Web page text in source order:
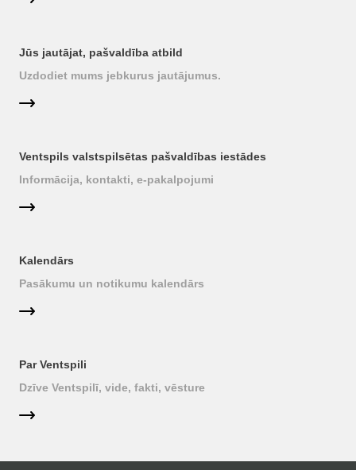
Jūs jautājat, pašvaldība atbild
Uzdodiet mums jebkurus jautājumus.
Ventspils valstspilsētas pašvaldības iestādes
Informācija, kontakti, e-pakalpojumi
Kalendārs
Pasākumu un notikumu kalendārs
Par Ventspili
Dzīve Ventspilī, vide, fakti, vēsture